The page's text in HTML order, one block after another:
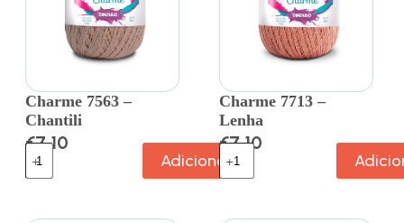
Charme 7563 –
Chantili
€7.10
Adicionar
Charme 7713 –
Lenha
€7.10